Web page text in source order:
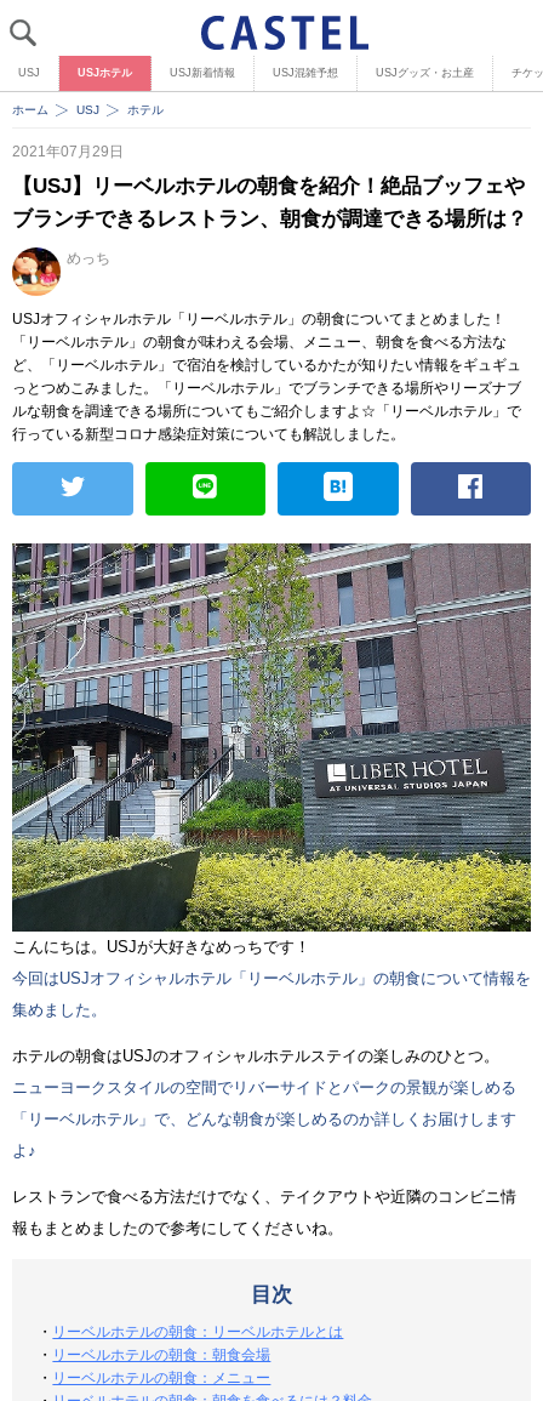
USJ USJホテル USJ新着情報 USJ混雑予想 USJグッズ・お土産 チケ
ホーム USJ ホテル
2021年07月29日
【USJ】リーベルホテルの朝食を紹介！絶品ブッフェや
ブランチできるレストラン、朝食が調達できる場所は？
めっち
USJオフィシャルホテル「リーベルホテル」の朝食についてまとめました！
「リーベルホテル」の朝食が味わえる会場、メニュー、朝食を食べる方法な
ど、「リーベルホテル」で宿泊を検討しているかたが知りたい情報をギュギュ
っとつめこみました。「リーベルホテル」でブランチできる場所やリーズナブ
ルな朝食を調達できる場所についてもご紹介しますよ☆「リーベルホテル」で
行っている新型コロナ感染症対策についても解説しました。
こんにちは。USJが大好きなめっちです！
今回はUSJオフィシャルホテル「リーベルホテル」の朝食について情報を
集めました。
ホテルの朝食はUSJのオフィシャルホテルステイの楽しみのひとつ。
ニューヨークスタイルの空間でリバーサイドとパークの景観が楽しめる
「リーベルホテル」で、どんな朝食が楽しめるのか詳しくお届けします
よ♪
レストランで食べる方法だけでなく、テイクアウトや近隣のコンビニ情
報もまとめましたので参考にしてくださいね。
目次
・ リーベルホテルの朝食：リーベルホテルとは
・ リーベルホテルの朝食：朝食会場
・ リーベルホテルの朝食：メニュー